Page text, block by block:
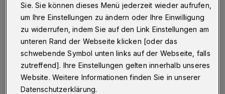
sind in die Uni-Bibliothek gegangen, andere
sitzen mit ihren Laptops in der „Kirche an der
Uni“, einem dreistöckigen Haus vor dem
Campus Grifflenberg der Bergischen
Universität Wuppertal. Dort ist es ruhig. Es
gibt eine stabile W-LAN-Verbindung und
Sie. Sie können dieses Menü jederzeit wieder aufrufen,
um Ihre Einstellungen zu ändern oder Ihre Einwilligung
zu widerrufen, indem Sie auf den Link Einstellungen am
unteren Rand der Webseite klicken [oder das
schwebende Symbol unten links auf der Webseite, falls
zutreffend]. Ihre Einstellungen gelten innerhalb unseres
Website. Weitere Informationen finden Sie in unserer
Datenschutzerklärung.